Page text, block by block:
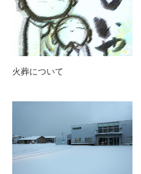
火葬について